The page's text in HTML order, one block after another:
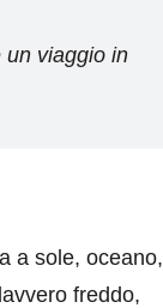
un viaggio in
a sole, oceano,
freddo,